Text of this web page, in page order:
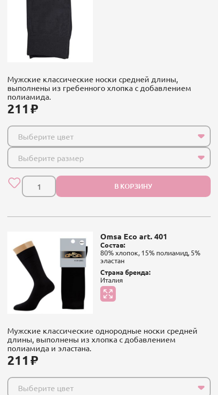
Мужские классические носки средней длины,
выполнены из гребенного хлопка с добавлением
полиамида.
211
Выберите цвет
Выберите размер
В КОРЗИНУ
Omsa Eco art. 401
Состав:
80% хлопок, 15% полиамид, 5%
эластан
Страна бренда:
Италия
Мужские классические однородные носки средней
длины, выполнены из хлопка с добавлением
полиамида и эластана.
211
Выберите цвет